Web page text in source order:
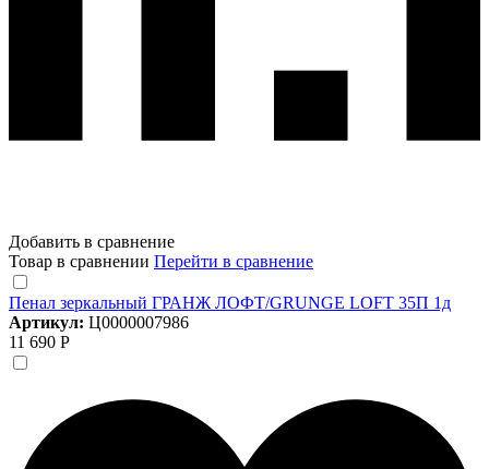
Добавить в сравнение
Товар в сравнении Перейти в сравнение
Пенал зеркальный ГРАНЖ ЛОФТ/GRUNGE LOFT 35П 1д
Артикул: Ц0000007986
11 690 Р